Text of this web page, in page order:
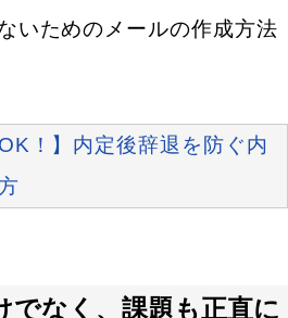
いためのメールの作成方法
！】内定後辞退を防ぐ内
でなく、課題も正直に